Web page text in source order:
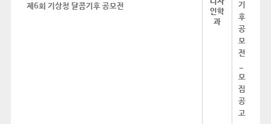
제6회 기상청 달콤기후 공모전
인학
과